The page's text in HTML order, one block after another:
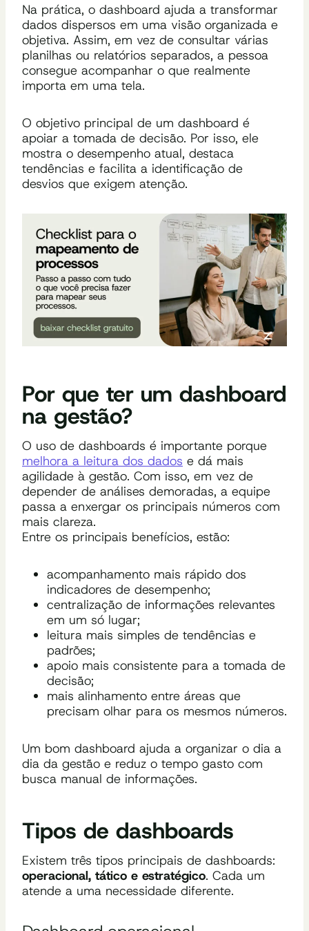
Na prática, o dashboard ajuda a transformar
dados dispersos em uma visão organizada e
objetiva. Assim, em vez de consultar várias
planilhas ou relatórios separados, a pessoa
consegue acompanhar o que realmente
importa em uma tela.
O objetivo principal de um dashboard é
apoiar a tomada de decisão. Por isso, ele
mostra o desempenho atual, destaca
tendências e facilita a identificação de
desvios que exigem atenção.
Por que ter um dashboard
na gestão?
O uso de dashboards é importante porque
melhora a leitura dos dados e dá mais
agilidade à gestão. Com isso, em vez de
depender de análises demoradas, a equipe
passa a enxergar os principais números com
mais clareza.
Entre os principais benefícios, estão:
acompanhamento mais rápido dos
indicadores de desempenho;
centralização de informações relevantes
em um só lugar;
leitura mais simples de tendências e
padrões;
apoio mais consistente para a tomada de
decisão;
mais alinhamento entre áreas que
precisam olhar para os mesmos números.
Um bom dashboard ajuda a organizar o dia a
dia da gestão e reduz o tempo gasto com
busca manual de informações.
Tipos de dashboards
Existem três tipos principais de dashboards:
operacional, tático e estratégico. Cada um
atende a uma necessidade diferente.